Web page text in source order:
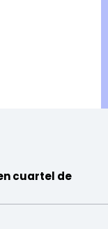
cuartel de